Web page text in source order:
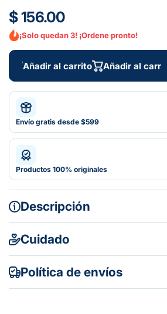
$ 156.00
¡Solo quedan 3! ¡Ordene pronto!
Añadir al carrito Añadir al carrito
Envío gratis desde $599
Productos 100% originales
Descripción
Cuidado
Política de envíos